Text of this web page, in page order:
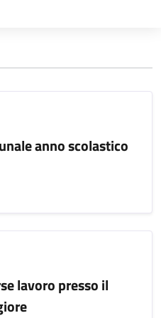
anno scolastico
lavoro presso il